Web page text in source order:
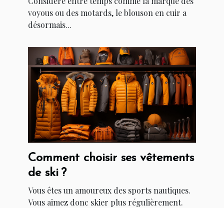
voyous ou des motards, le blouson en cuir a
désormais...
Comment choisir ses vêtements
de ski ?
Vous êtes un amoureux des sports nautiques.
Vous aimez donc skier plus régulièrement.